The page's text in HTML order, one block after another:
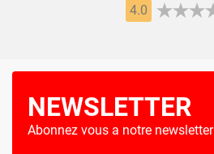
4.0
NEWSLETTER
Abonnez vous a notre newsletter